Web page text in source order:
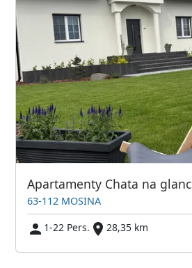
Apartamenty Chata na glanc
63-112 MOSINA
1-22 Pers.
28,35 km